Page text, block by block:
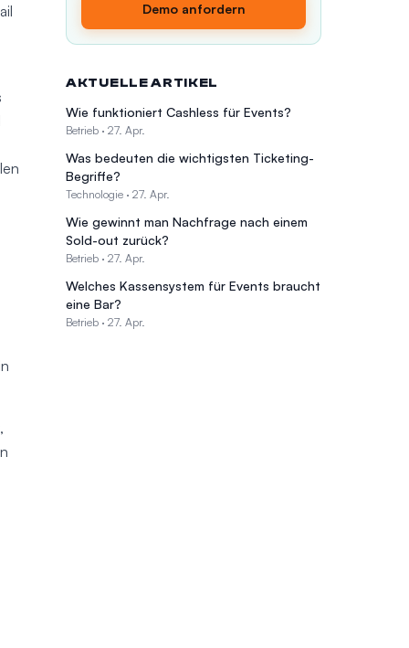
Demo anfordern
AKTUELLE ARTIKEL
Wie funktioniert Cashless für Events?
Betrieb · 27. Apr.
Was bedeuten die wichtigsten Ticketing-
Begriffe?
Technologie · 27. Apr.
Wie gewinnt man Nachfrage nach einem
Sold-out zurück?
Betrieb · 27. Apr.
Welches Kassensystem für Events braucht
eine Bar?
Betrieb · 27. Apr.